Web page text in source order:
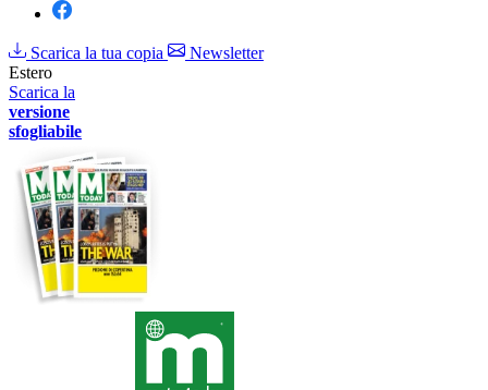
Scarica la tua copia
Newsletter
Estero
Scarica la
versione
sfogliabile